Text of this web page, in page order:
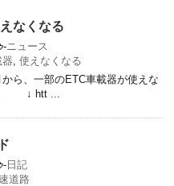
なくなる
-ニュース
器
使えなくなる
から、一部のETC車載器が使えな
。 ↓ htt ...
- 日記
道路